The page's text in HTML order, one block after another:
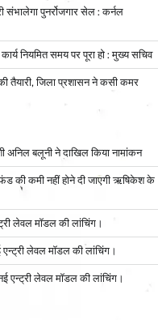
संभालेगा पुनर्रोजगार सेल : कर्नल
नियमित समय पर पूरा हो : मुख्य सचिव
तैयारी, जिला प्रशासन ने कसी कमर
अनिल बलूनी ने दाखिल किया नामांकन
की कमी नहीं होने दी जाएगी ऋषिकेश के
लेवल मॉडल की लांचिंग।
लेवल मॉडल की लांचिंग।
एन्ट्री लेवल मॉडल की लांचिंग।